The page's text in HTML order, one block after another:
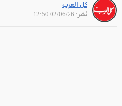
كل العرب
نُشر: 02/06/26 12:50